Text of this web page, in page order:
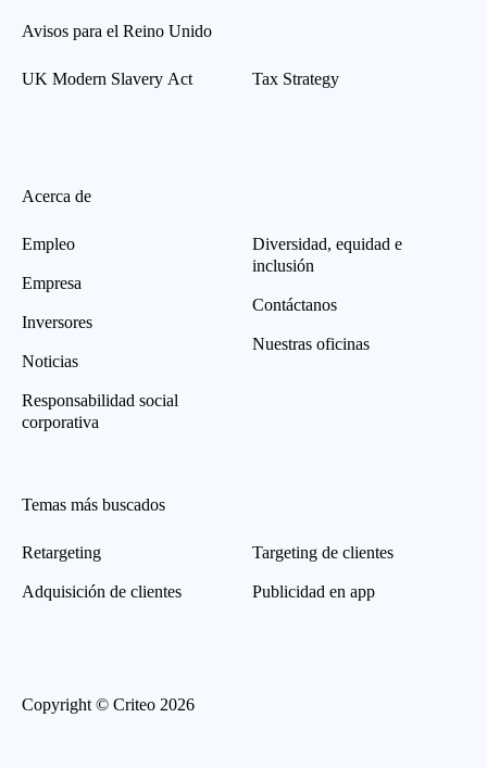
Avisos para el Reino Unido
UK Modern Slavery Act Tax Strategy
Acerca de
Empleo
Empresa
Inversores
Noticias
Responsabilidad social
corporativa
Diversidad, equidad e
inclusión
Contáctanos
Nuestras oficinas
Temas más buscados
Retargeting
Adquisición de clientes
Targeting de clientes
Publicidad en app
Copyright © Criteo 2026